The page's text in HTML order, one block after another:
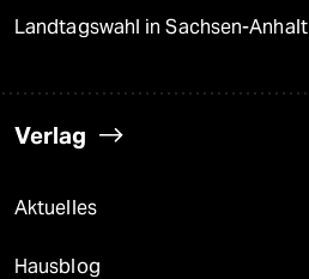
Landtagswahl in Sachsen-Anhalt
Verlag
Aktuelles
Hausblog